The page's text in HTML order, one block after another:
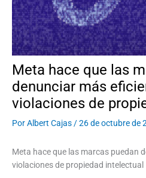
Meta hace que las
denunciar más
violaciones de
PorAlbert Cajas /26 de octubre de
Meta hace que las marcas puedan
violaciones de propiedad intelectual